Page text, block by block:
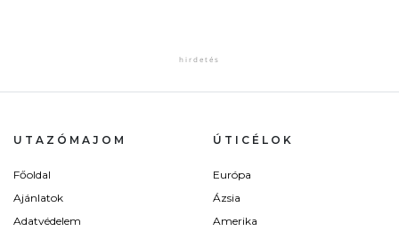
UTAZÓMAJOM
Főoldal
Ajánlatok
Adatvédelem
ÚTICÉLOK
Európa
Ázsia
Amerika